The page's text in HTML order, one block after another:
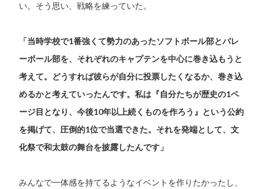
い。そう思い、戦略を練っていた。
「当時学校で1番強くて勢力のあったソフトボール部とバレ
ーボール部を、それぞれのキャプテンを中心に巻き込もうと
考えて。どうすれば彼らが自分に投票したくなるか、巻き込
めるかと考えていったんです。私は『自分たちが歴史の1ペ
ージ目となり、今後10年以上続くものを作ろう』という公約
を掲げて、圧倒的1位で当選できた。それを発端として、文
化祭で和太鼓の舞台を披露したんです」
みんなで一体感を持てるようなイベントを作りたかったし、